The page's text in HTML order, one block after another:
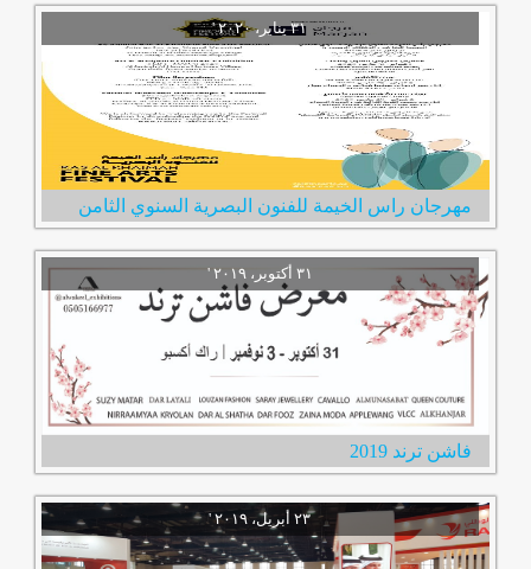
‏٣١ يناير، ٢٠٢٠‏ ‏'‏
مهرجان راس الخيمة للفنون البصرية السنوي الثامن
فاشن ترند 2019
‏٢٣ أبريل، ٢٠١٩‏ ‏'‏